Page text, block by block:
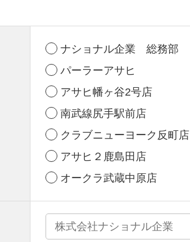
ナショナル企業 総務部
パーラーアサヒ
アサヒ幡ヶ谷2号店
南武線尻手駅前店
クラブニューヨーク反町店
アサヒ２鹿島田店
オークラ武蔵中原店